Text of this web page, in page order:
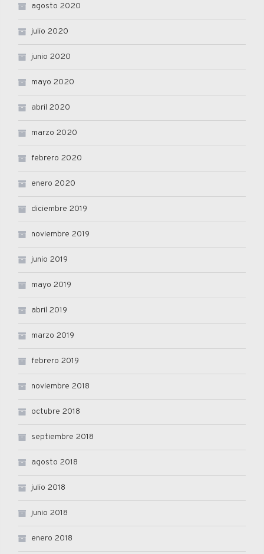
agosto 2020
julio 2020
junio 2020
mayo 2020
abril 2020
marzo 2020
febrero 2020
enero 2020
diciembre 2019
noviembre 2019
junio 2019
mayo 2019
abril 2019
marzo 2019
febrero 2019
noviembre 2018
octubre 2018
septiembre 2018
agosto 2018
julio 2018
junio 2018
enero 2018